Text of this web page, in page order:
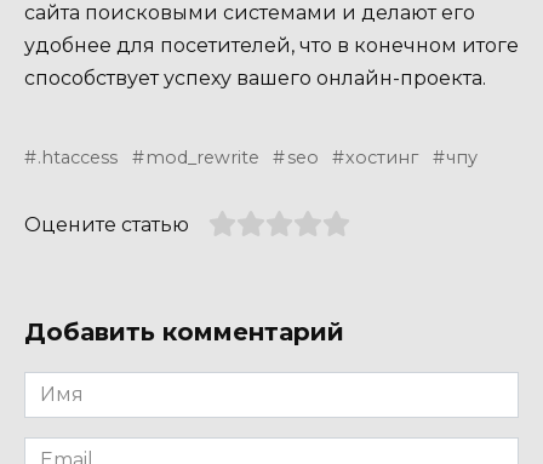
сайта поисковыми системами и делают его
удобнее для посетителей, что в конечном итоге
способствует успеху вашего онлайн-проекта.
.htaccess mod_rewrite seo хостинг чпу
Оцените статью
Добавить комментарий
Имя
*
Email